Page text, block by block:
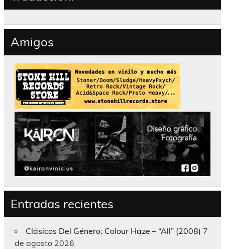
Amigos
Entradas recientes
Clásicos Del Género; Colour Haze – “All” (2008) 7
de agosto 2026